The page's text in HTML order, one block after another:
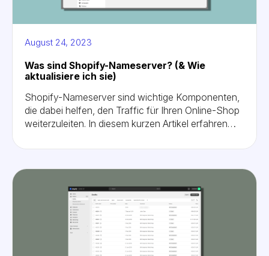
August 24, 2023
Was sind Shopify-Nameserver? (& Wie
aktualisiere ich sie)
Shopify-Nameserver sind wichtige Komponenten,
die dabei helfen, den Traffic für Ihren Online-Shop
weiterzuleiten. In diesem kurzen Artikel erfahren
Shopify aktualisieren, entfernen und zurücksetzen.